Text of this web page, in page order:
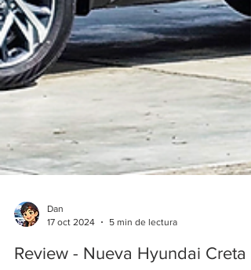
17 oct 2024
5 min de lectura